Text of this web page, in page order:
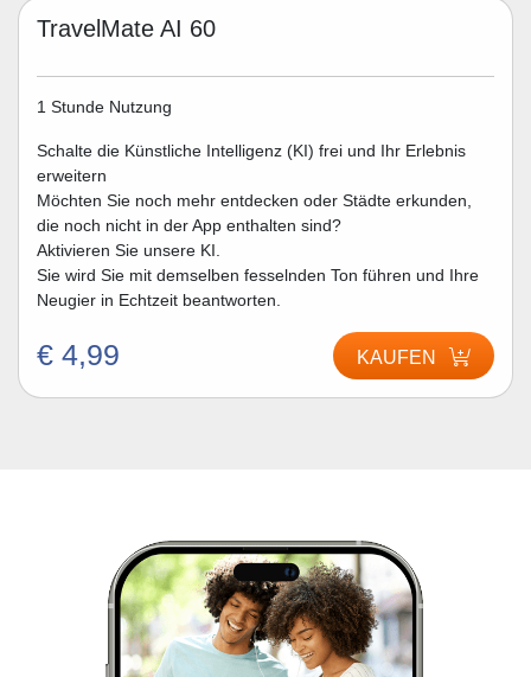
TravelMate AI 60
1 Stunde Nutzung
Schalte die Künstliche Intelligenz (KI) frei und Ihr Erlebnis
erweitern
Möchten Sie noch mehr entdecken oder Städte erkunden,
die noch nicht in der App enthalten sind?
Aktivieren Sie unsere KI.
Sie wird Sie mit demselben fesselnden Ton führen und Ihre
Neugier in Echtzeit beantworten.
€ 4,99 KAUFEN